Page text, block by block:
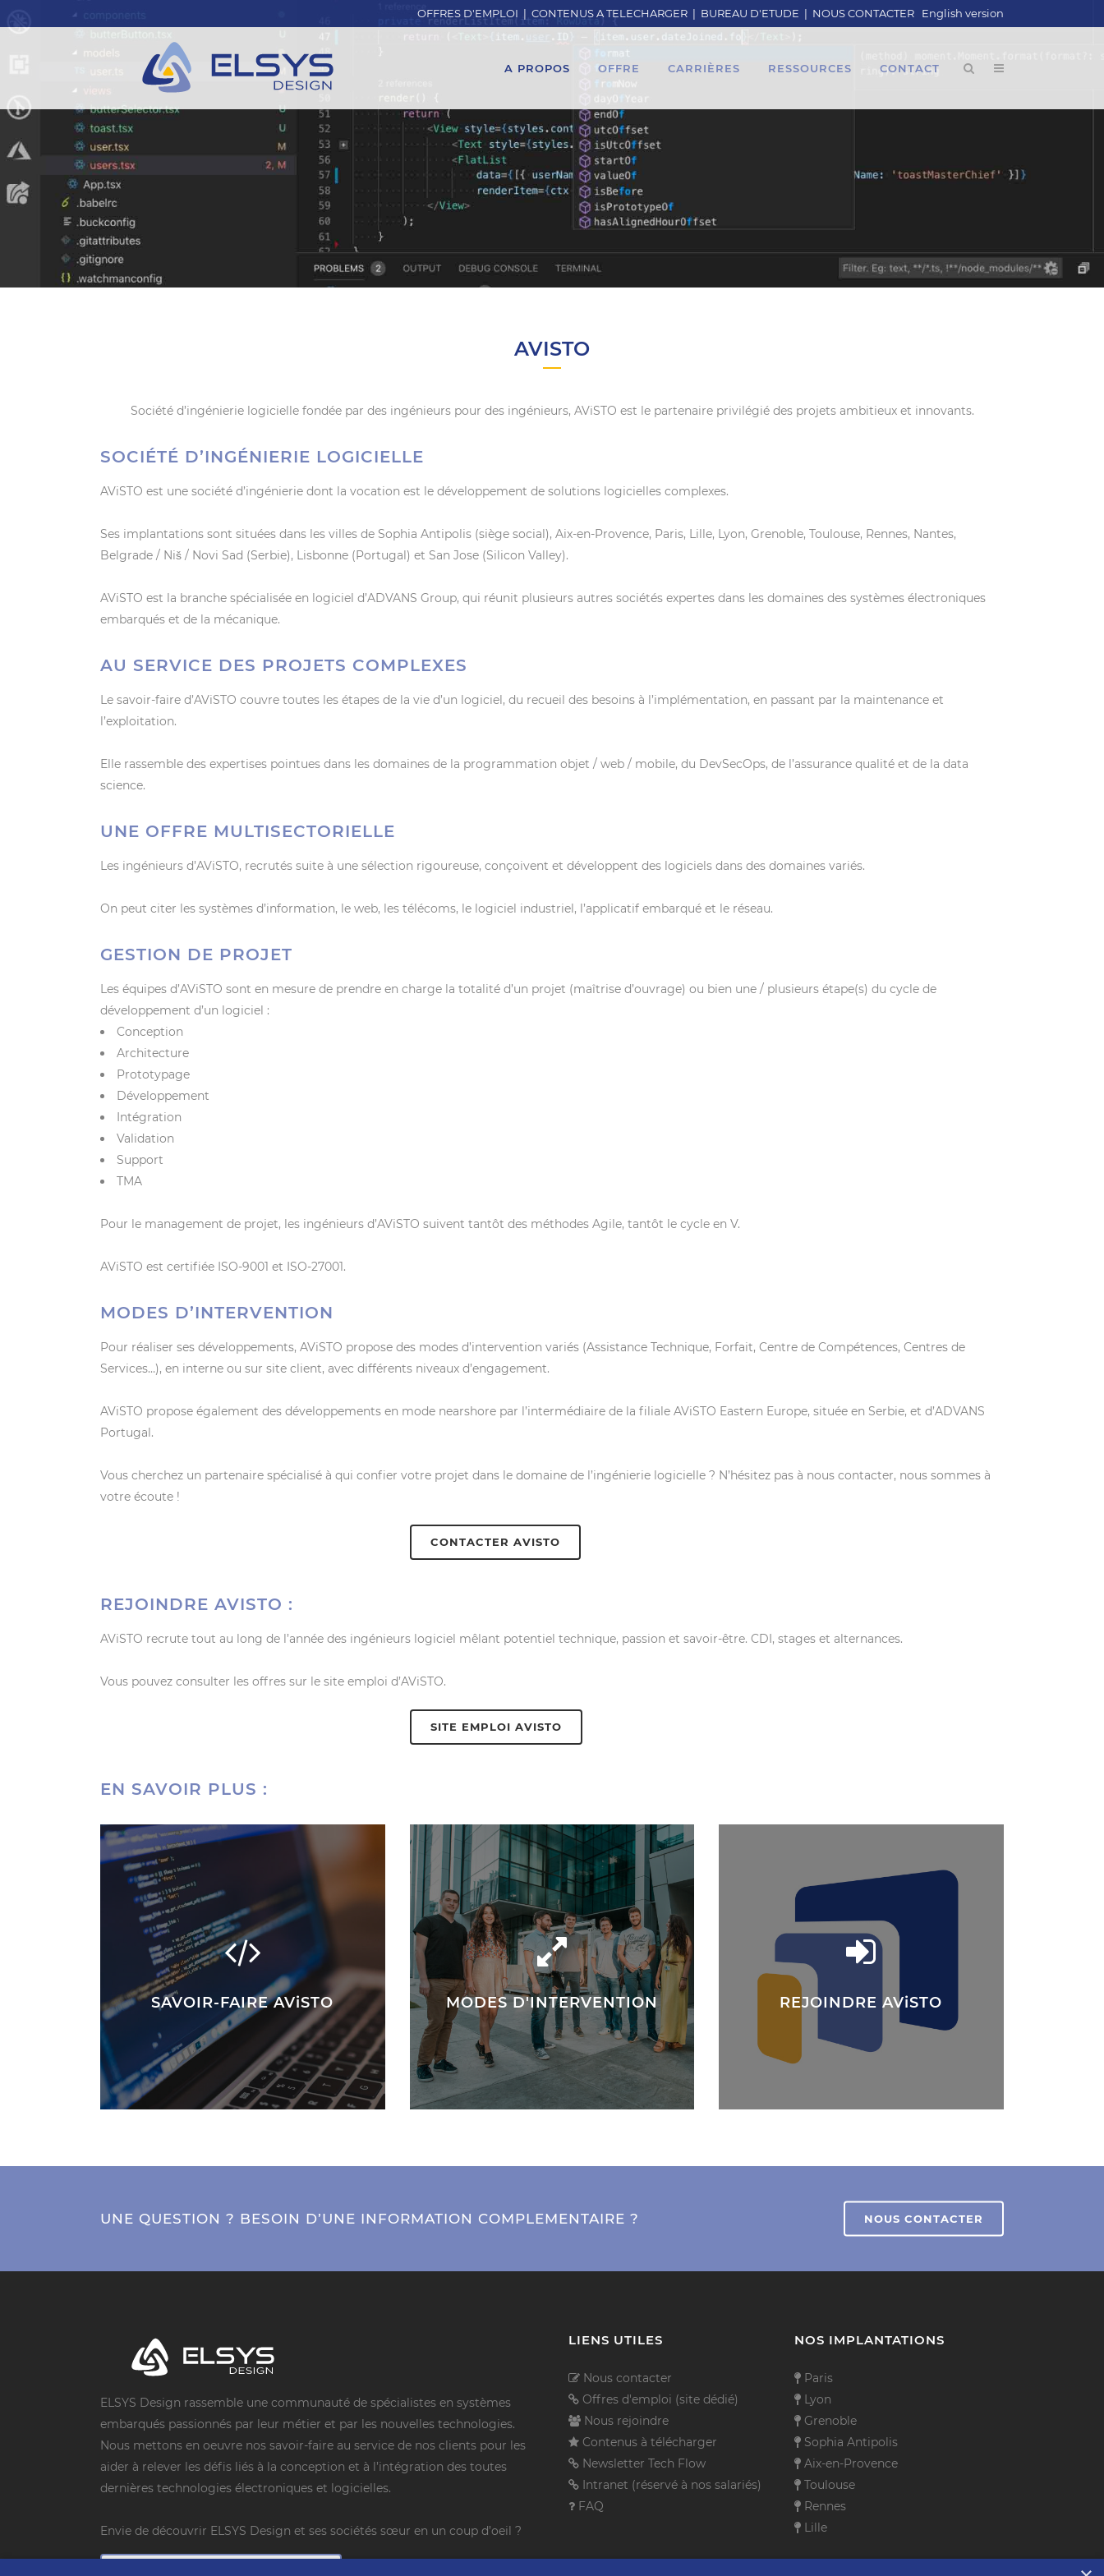
OFFRES D'EMPLOI | CONTENUS A TELECHARGER | BUREAU D'ETUDE | NOUS CONTACTER English version
A PROPOS OFFRE CARRIÈRES RESSOURCES CONTACT
AVISTO
Société d’ingénierie logicielle fondée par des ingénieurs pour des ingénieurs, AViSTO est le partenaire privilégié des projets ambitieux et innovants.
SOCIÉTÉ D’INGÉNIERIE LOGICIELLE
AViSTO est une société d’ingénierie dont la vocation est le développement de solutions logicielles complexes.
Ses implantations sont situées dans les villes de Sophia Antipolis (siège social), Aix-en-Provence, Paris, Lille, Lyon, Grenoble, Toulouse, Rennes, Nantes,
Belgrade / Niš / Novi Sad (Serbie), Lisbonne (Portugal) et San Jose (Silicon Valley).
AViSTO est la branche spécialisée en logiciel d’ADVANS Group, qui réunit plusieurs autres sociétés expertes dans les domaines des systèmes électroniques
embarqués et de la mécanique.
AU SERVICE DES PROJETS COMPLEXES
Le savoir-faire d’AViSTO couvre toutes les étapes de la vie d’un logiciel, du recueil des besoins à l’implémentation, en passant par la maintenance et
l’exploitation.
Elle rassemble des expertises pointues dans les domaines de la programmation objet / web / mobile, du DevSecOps, de l’assurance qualité et de la data
science.
UNE OFFRE MULTISECTORIELLE
Les ingénieurs d’AViSTO, recrutés suite à une sélection rigoureuse, conçoivent et développent des logiciels dans des domaines variés.
On peut citer les systèmes d’information, le web, les télécoms, le logiciel industriel, l’applicatif embarqué et le réseau.
GESTION DE PROJET
Les équipes d’AViSTO sont en mesure de prendre en charge la totalité d’un projet (maîtrise d’ouvrage) ou bien une / plusieurs étape(s) du cycle de
développement d’un logiciel :
Conception
Architecture
Prototypage
Développement
Intégration
Validation
Support
TMA
Pour le management de projet, les ingénieurs d’AViSTO suivent tantôt des méthodes Agile, tantôt le cycle en V.
AViSTO est certifiée ISO-9001 et ISO-27001.
MODES D’INTERVENTION
Pour réaliser ses développements, AViSTO propose des modes d’intervention variés (Assistance Technique, Forfait, Centre de Compétences, Centres de
Services…), en interne ou sur site client, avec différents niveaux d’engagement.
AViSTO propose également des développements en mode nearshore par l’intermédiaire de la filiale AViSTO Eastern Europe, située en Serbie, et d’ADVANS
Portugal.
Vous cherchez un partenaire spécialisé à qui confier votre projet dans le domaine de l’ingénierie logicielle ? N’hésitez pas à nous contacter, nous sommes à
votre écoute !
CONTACTER AVISTO
REJOINDRE AVISTO :
AViSTO recrute tout au long de l’année des ingénieurs logiciel mêlant potentiel technique, passion et savoir-être. CDI, stages et alternances.
Vous pouvez consulter les offres sur le site emploi d’AViSTO.
SITE EMPLOI AVISTO
EN SAVOIR PLUS :
SAVOIR-FAIRE AViSTO MODES D'INTERVENTION REJOINDRE AViSTO
UNE QUESTION ? BESOIN D’UNE INFORMATION COMPLEMENTAIRE ? NOUS CONTACTER
ELSYS Design rassemble une communauté de spécialistes en systèmes
embarqués passionnés par leur métier et par les nouvelles technologies.
Nous mettons en oeuvre nos savoir-faire au service de nos clients pour les
aider à relever les défis liés à la conception et à l’intégration des toutes
dernières technologies électroniques et logicielles.
Envie de découvrir ELSYS Design et ses sociétés sœur en un coup d’oeil ?
LIENS UTILES
Nous contacter
Offres d'emploi (site dédié)
Nous rejoindre
Contenus à télécharger
Newsletter Tech Flow
Intranet (réservé à nos salariés)
FAQ
NOS IMPLANTATIONS
Paris
Lyon
Grenoble
Sophia Antipolis
Aix-en-Provence
Toulouse
Rennes
Lille